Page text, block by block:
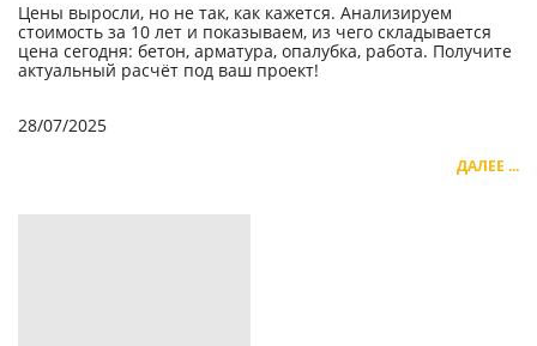
Цены выросли, но не так, как кажется. Анализируем
стоимость за 10 лет и показываем, из чего складывается
цена сегодня: бетон, арматура, опалубка, работа. Получите
актуальный расчёт под ваш проект!
28/07/2025
ДАЛЕЕ ...